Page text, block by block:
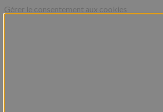
Gérer le consentement aux cookies